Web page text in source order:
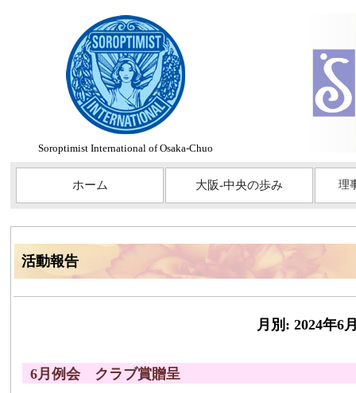
Soroptimist International of Osaka-Chuo
ホーム 大阪-中央の歩み 理
活動報告
月別: 2024年6
6月例会 クラブ賞贈呈